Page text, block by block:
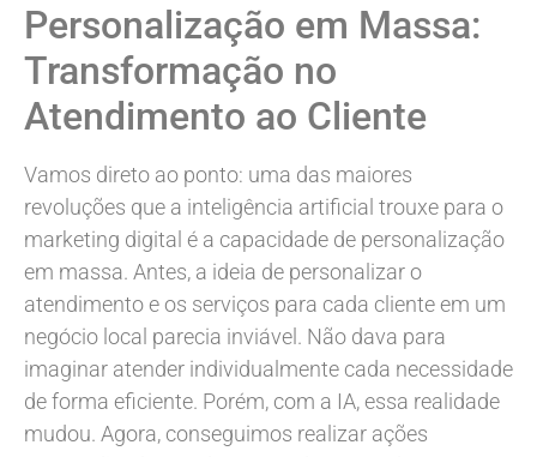
Personalização em Massa:
Transformação no
Atendimento ao Cliente
Vamos direto ao ponto: uma das maiores
revoluções que a inteligência artificial trouxe para o
marketing digital é a capacidade de personalização
em massa. Antes, a ideia de personalizar o
atendimento e os serviços para cada cliente em um
negócio local parecia inviável. Não dava para
imaginar atender individualmente cada necessidade
de forma eficiente. Porém, com a IA, essa realidade
mudou. Agora, conseguimos realizar ações